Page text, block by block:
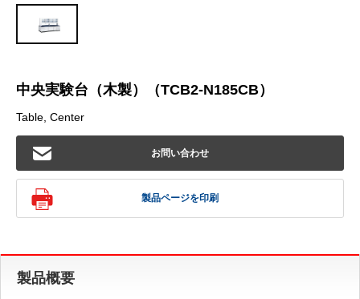
中央実験台（木製）（TCB2-N185CB）
Table, Center
お問い合わせ
製品ページを印刷
製品概要